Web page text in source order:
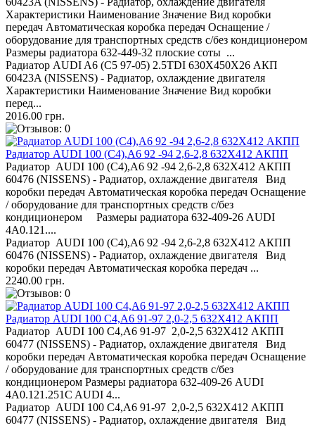
Характеристики Наименование Значение Вид коробки
передач Автоматическая коробка передач Оснащение /
оборудование для транспортных средств с/без кондиционером
Размеры радиатора 632-449-32 плоские соты ...
Радиатор AUDI A6 (C5 97-05) 2.5TDI 630Х450X26 АКП
60423A (NISSENS) - Радиатор, охлаждение двигателя
Характеристики Наименование Значение Вид коробки
перед...
2016.00 грн.
Радиатор AUDI 100 (C4),A6 92 -94 2,6-2,8 632Х412 АКПП
Радиатор AUDI 100 (C4),A6 92 -94 2,6-2,8 632Х412 АКПП
60476 (NISSENS) - Радиатор, охлаждение двигателя Вид
коробки передач Автоматическая коробка передач Оснащение
/ оборудование для транспортных средств с/без
кондиционером Размеры радиатора 632-409-26 AUDI
4A0.121....
Радиатор AUDI 100 (C4),A6 92 -94 2,6-2,8 632Х412 АКПП
60476 (NISSENS) - Радиатор, охлаждение двигателя Вид
коробки передач Автоматическая коробка передач ...
2240.00 грн.
Радиатор AUDI 100 C4,A6 91-97 2,0-2,5 632Х412 АКПП
Радиатор AUDI 100 C4,A6 91-97 2,0-2,5 632Х412 АКПП
60477 (NISSENS) - Радиатор, охлаждение двигателя Вид
коробки передач Автоматическая коробка передач Оснащение
/ оборудование для транспортных средств с/без
кондиционером Размеры радиатора 632-409-26 AUDI
4A0.121.251C AUDI 4...
Радиатор AUDI 100 C4,A6 91-97 2,0-2,5 632Х412 АКПП
60477 (NISSENS) - Радиатор, охлаждение двигателя Вид